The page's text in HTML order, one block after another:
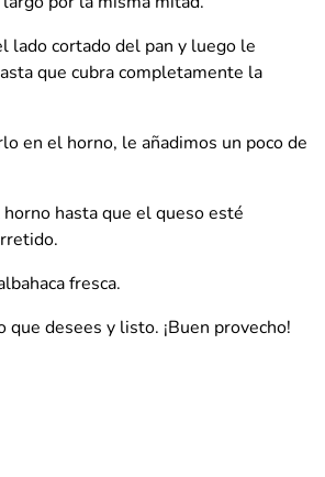
lado cortado del pan y luego le
que cubra completamente la
en el horno, le añadimos un poco de
hasta que el queso esté
fresca.
que desees y listo. ¡Buen provecho!